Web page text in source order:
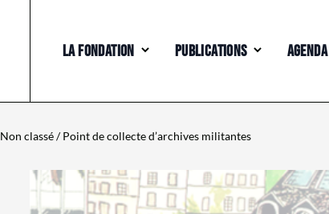
LA FONDATION PUBLICATIONS AGENDA
Non classé/ Point de collecte d’archives militantes